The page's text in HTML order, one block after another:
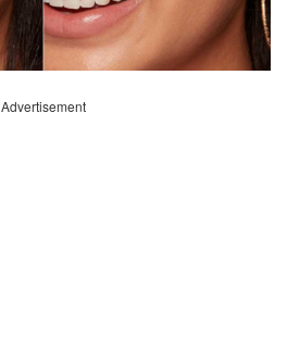
Advertisement